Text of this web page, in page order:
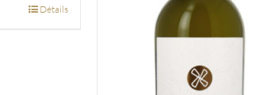
Détails